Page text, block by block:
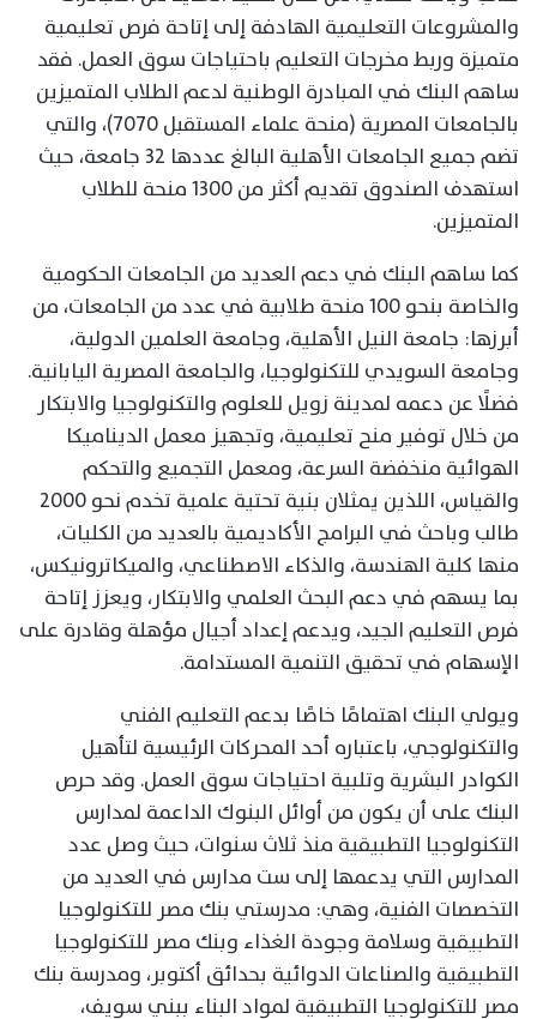
والمشروعات التعليمية الهادفة إلى إتاحة فرص تعليمية
متميزة وربط مخرجات التعليم باحتياجات سوق العمل. فقد
ساهم البنك في المبادرة الوطنية لدعم الطلاب المتميزين
بالجامعات المصرية (منحة علماء المستقبل 7070)، والتي
تضم جميع الجامعات الأهلية البالغ عددها 32 جامعة، حيث
استهدف الصندوق تقديم أكثر من 1300 منحة للطلاب
المتميزين.
كما ساهم البنك في دعم العديد من الجامعات الحكومية
والخاصة بنحو 100 منحة طلابية في عدد من الجامعات، من
أبرزها: جامعة النيل الأهلية، وجامعة العلمين الدولية،
وجامعة السويدي للتكنولوجيا، والجامعة المصرية اليابانية.
فضلًا عن دعمه لمدينة زويل للعلوم والتكنولوجيا والابتكار
من خلال توفير منح تعليمية، وتجهيز معمل الديناميكا
الهوائية منخفضة السرعة، ومعمل التجميع والتحكم
والقياس، اللذين يمثلان بنية تحتية علمية تخدم نحو 2000
طالب وباحث في البرامج الأكاديمية بالعديد من الكليات،
منها كلية الهندسة، والذكاء الاصطناعي، والميكاترونيكس،
بما يسهم في دعم البحث العلمي والابتكار، ويعزز إتاحة
فرص التعليم الجيد، ويدعم إعداد أجيال مؤهلة وقادرة على
الإسهام في تحقيق التنمية المستدامة.
ويولي البنك اهتمامًا خاصًا بدعم التعليم الفني
والتكنولوجي، باعتباره أحد المحركات الرئيسية لتأهيل
الكوادر البشرية وتلبية احتياجات سوق العمل. وقد حرص
البنك على أن يكون من أوائل البنوك الداعمة لمدارس
التكنولوجيا التطبيقية منذ ثلاث سنوات، حيث وصل عدد
المدارس التي يدعمها إلى ست مدارس في العديد من
التخصصات الفنية، وهي: مدرستي بنك مصر للتكنولوجيا
التطبيقية وسلامة وجودة الغذاء وبنك مصر للتكنولوجيا
التطبيقية والصناعات الدوائية بحدائق أكتوبر، ومدرسة بنك
مصر للتكنولوجيا التطبيقية لمواد البناء ببني سويف،